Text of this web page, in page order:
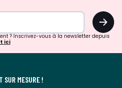
surprises?
OK
? Inscrivez-vous à la newsletter depuis
ici
SUR MESURE !